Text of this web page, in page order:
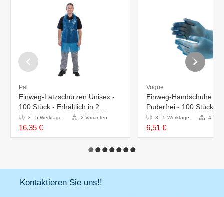
Pal
Einweg-Latzschürzen Unisex -
100 Stück - Erhältlich in 2
Farben
3 - 5 Werktage 2 Varianten
16,35 €
Vogue
Einweg-Handschuhe
Puderfrei - 100 Stück -
in 4 Größen
3 - 5 Werktage 4
6,51 €
Kontaktieren Sie uns!!